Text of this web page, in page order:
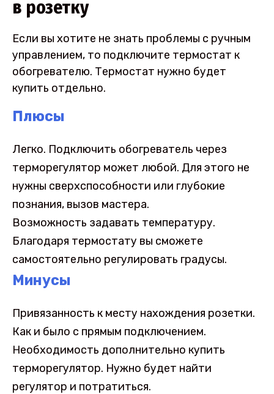
в розетку
Если вы хотите не знать проблемы с ручным
управлением, то подключите термостат к
обогревателю. Термостат нужно будет
купить отдельно.
Плюсы
Легко. Подключить обогреватель через
терморегулятор может любой. Для этого не
нужны сверхспособности или глубокие
познания, вызов мастера.
Возможность задавать температуру.
Благодаря термостату вы сможете
самостоятельно регулировать градусы.
Минусы
Привязанность к месту нахождения розетки.
Как и было с прямым подключением.
Необходимость дополнительно купить
терморегулятор. Нужно будет найти
регулятор и потратиться.